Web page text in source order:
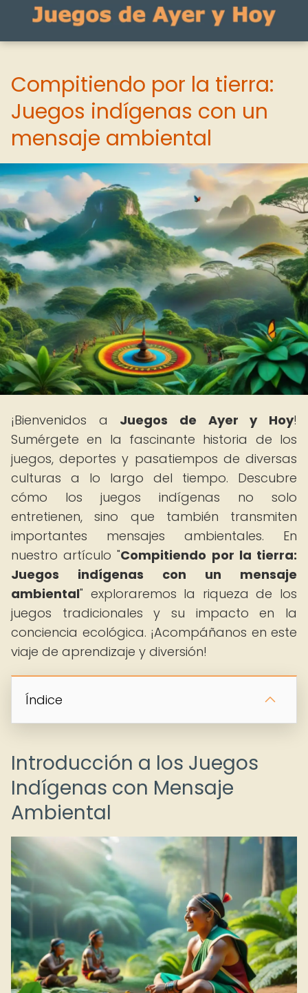
Compitiendo por la tierra:
Juegos indígenas con un
mensaje ambiental
¡Bienvenidos a Juegos de Ayer y Hoy!
Sumérgete en la fascinante historia de los
juegos, deportes y pasatiempos de diversas
culturas a lo largo del tiempo. Descubre
cómo los juegos indígenas no solo
entretienen, sino que también transmiten
importantes mensajes ambientales. En
nuestro artículo "Compitiendo por la tierra:
Juegos indígenas con un mensaje
ambiental" exploraremos la riqueza de los
juegos tradicionales y su impacto en la
conciencia ecológica. ¡Acompáñanos en este
viaje de aprendizaje y diversión!
Índice
Introducción a los Juegos
Indígenas con Mensaje
Ambiental